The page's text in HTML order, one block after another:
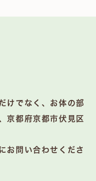
けでなく、お体の部
京都府京都市伏見区
お問い合わせくださ